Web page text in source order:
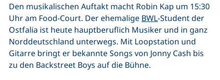
Den musikalischen Auftakt macht Robin Kap um 15:30
Uhr am Food-Court. Der ehemalige BWL-Student der
Ostfalia ist heute hauptberuflich Musiker und in ganz
Norddeutschland unterwegs. Mit Loopstation und
Gitarre bringt er bekannte Songs von Jonny Cash bis
zu den Backstreet Boys auf die Bühne.